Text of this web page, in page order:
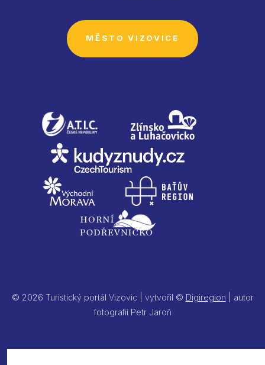
MĚSTO VIZOVICE
© 2026 Turistický portál Vizovic | vytvořil © Digiregion | autor
fotografií Petr Jaroň